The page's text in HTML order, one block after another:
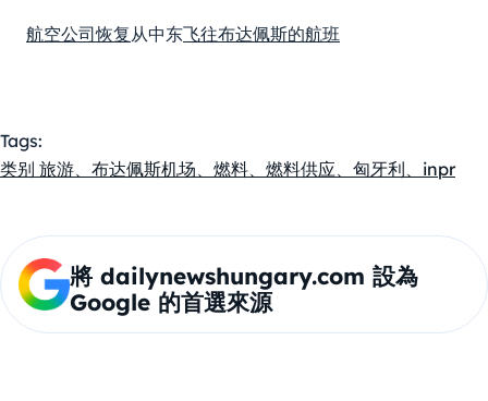
航空公司恢复从中东飞往布达佩斯的航班
Tags:
类别 旅游、布达佩斯机场、燃料、燃料供应、匈牙利、inpr
將 dailynewshungary.com 設為
Google 的首選來源